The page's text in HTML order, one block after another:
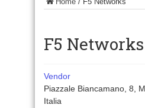
F5 Networks
Vendor
Piazzale Biancamano, 8,
Italia